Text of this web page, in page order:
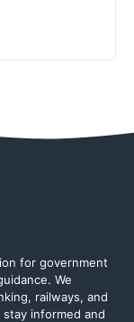
for government
We
railways, and
informed and